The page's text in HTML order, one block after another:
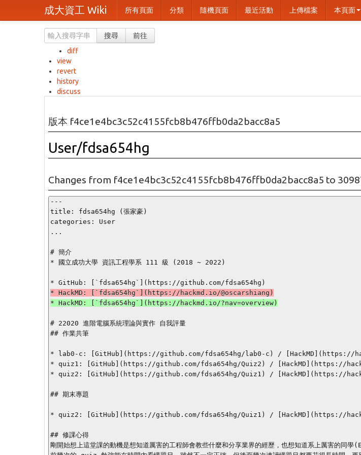
成大資工 Wiki 所有頁面 分類 隨機頁面 最近活動 上傳檔案 本頁面
搜尋
前往
diff
view
revert
history
discuss
版本 f4ce1e4bc3c52c4155fcb8b476ffb0da2bacc8a5
User/fdsa654hg
Changes from f4ce1e4bc3c52c4155fcb8b476ffb0da2bacc8a5 to
---
title: fdsa654hg (張家豪)
categories: User
...
# 簡介
* 國立成功大學 資訊工程學系 111 級 (2018 ~ 2022)
# 22020 進階電腦系統理論與實作 自我評量
## 作業共筆
* lab0-c: [GitHub](https://github.com/fdsa654hg/lab0-c) / [HackMD](https://
* quiz1: [GitHub](https://github.com/fdsa654hg/Quiz2) / [HackMD](https://
* quiz2: [GitHub](https://github.com/fdsa654hg/Quiz1) / [HackMD](https://
## 期末專題
* quiz2: [GitHub](https://github.com/fdsa654hg/Quiz1) / [HackMD](https://
## 修課心得
剛開始想上這堂課的動機是想知道厲害的工程師會教些什麼和分享業界的經歷，也想知道系上厲害的同